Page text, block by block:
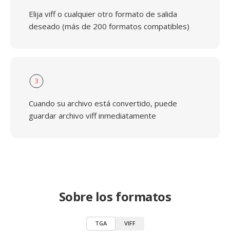
Elija viff o cualquier otro formato de salida
deseado (más de 200 formatos compatibles)
3
Cuando su archivo está convertido, puede
guardar archivo viff inmediatamente
Sobre los formatos
TGA VIFF